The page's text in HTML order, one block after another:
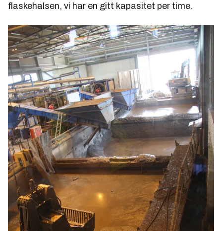
flaskehalsen, vi har en gitt kapasitet per time.